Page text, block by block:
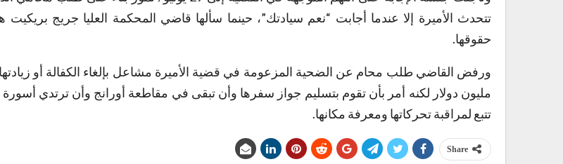
تتحدث الأميرة إلا عندما أجابت “نعم سيادتك”، حينما سألها قاضي المحكمة العليا جريج بريكيت
حقوقها.
مليون دولار لكنه أمر بأن تقوم بتسليم جواز سفرها وأن تبقى في مقاطعة أورانج وأن ترتدي أسورة
تتبع لمراقبة تحركاتها ومعرفة مكانها.
Share